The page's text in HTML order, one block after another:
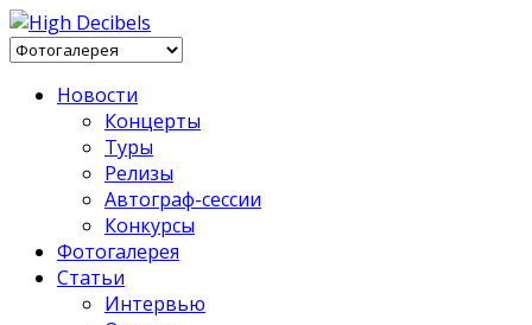
Новости
Концерты
Туры
Релизы
Автограф-сессии
Конкурсы
Фотогалерея
Статьи
Интервью